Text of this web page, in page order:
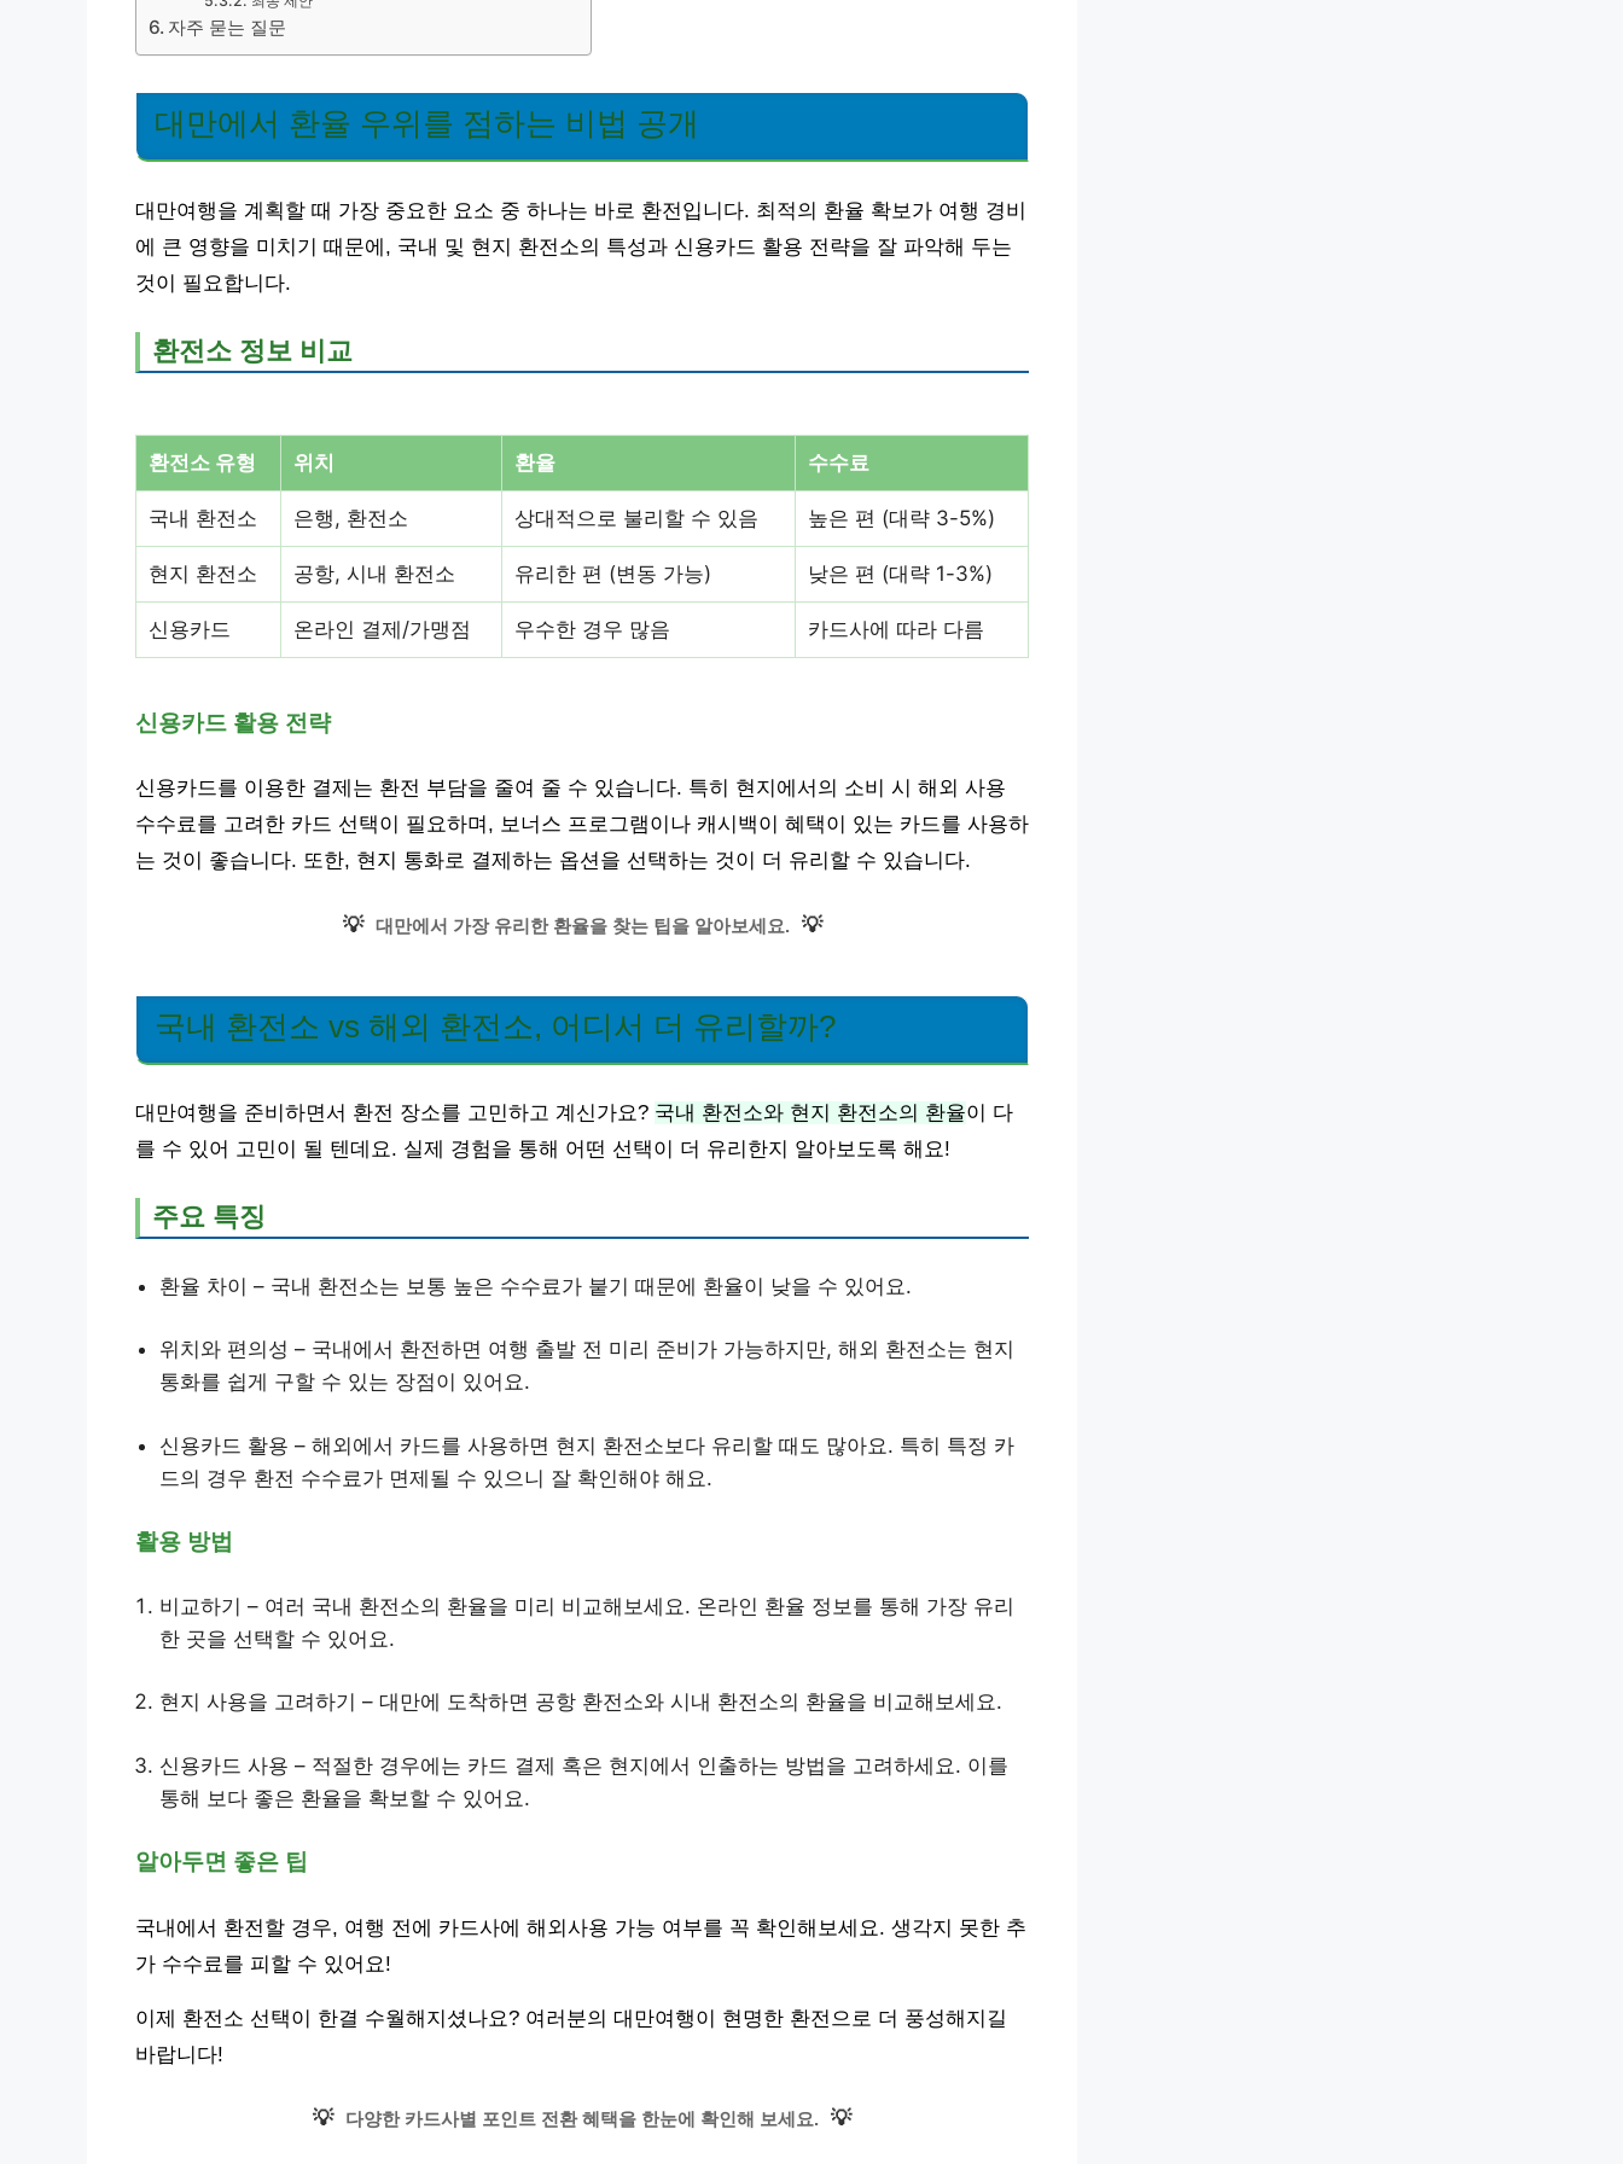
자주 묻는 질문
대만에서 환율 우위를 점하는 비법 공개
대만여행을 계획할 때 가장 중요한 요소 중 하나는 바로 환전입니다. 최적의 환율 확보가 여행 경비
에 큰 영향을 미치기 때문에, 국내 및 현지 환전소의 특성과 신용카드 활용 전략을 잘 파악해 두는
것이 필요합니다.
환전소 정보 비교
환전소 유형 위치 환율 수수료
국내 환전소 은행, 환전소 상대적으로 불리할 수 있음 높은 편 (대략 3-5%)
현지 환전소 공항, 시내 환전소 유리한 편 (변동 가능) 낮은 편 (대략 1-3%)
신용카드 온라인 결제/가맹점 우수한 경우 많음 카드사에 따라 다름
신용카드 활용 전략
신용카드를 이용한 결제는 환전 부담을 줄여 줄 수 있습니다. 특히 현지에서의 소비 시 해외 사용
수수료를 고려한 카드 선택이 필요하며, 보너스 프로그램이나 캐시백이 혜택이 있는 카드를 사용하
는 것이 좋습니다. 또한, 현지 통화로 결제하는 옵션을 선택하는 것이 더 유리할 수 있습니다.
💡 대만에서 가장 유리한 환율을 찾는 팁을 알아보세요. 💡
국내 환전소 vs 해외 환전소, 어디서 더 유리할까?
대만여행을 준비하면서 환전 장소를 고민하고 계신가요? 국내 환전소와 현지 환전소의 환율이 다
를 수 있어 고민이 될 텐데요. 실제 경험을 통해 어떤 선택이 더 유리한지 알아보도록 해요!
주요 특징
환율 차이 – 국내 환전소는 보통 높은 수수료가 붙기 때문에 환율이 낮을 수 있어요.
위치와 편의성 – 국내에서 환전하면 여행 출발 전 미리 준비가 가능하지만, 해외 환전소는 현지
통화를 쉽게 구할 수 있는 장점이 있어요.
신용카드 활용 – 해외에서 카드를 사용하면 현지 환전소보다 유리할 때도 많아요. 특히 특정 카
드의 경우 환전 수수료가 면제될 수 있으니 잘 확인해야 해요.
활용 방법
비교하기 – 여러 국내 환전소의 환율을 미리 비교해보세요. 온라인 환율 정보를 통해 가장 유리
한 곳을 선택할 수 있어요.
현지 사용을 고려하기 – 대만에 도착하면 공항 환전소와 시내 환전소의 환율을 비교해보세요.
신용카드 사용 – 적절한 경우에는 카드 결제 혹은 현지에서 인출하는 방법을 고려하세요. 이를
통해 보다 좋은 환율을 확보할 수 있어요.
알아두면 좋은 팁
국내에서 환전할 경우, 여행 전에 카드사에 해외사용 가능 여부를 꼭 확인해보세요. 생각지 못한 추
가 수수료를 피할 수 있어요!
이제 환전소 선택이 한결 수월해지셨나요? 여러분의 대만여행이 현명한 환전으로 더 풍성해지길
바랍니다!
💡 다양한 카드사별 포인트 전환 혜택을 한눈에 확인해 보세요. 💡